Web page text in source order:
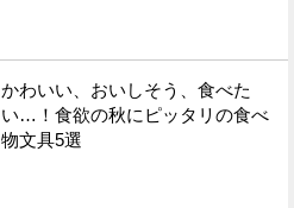
かわいい、おいしそう、食べた
い…！食欲の秋にピッタリの食べ
物文具5選